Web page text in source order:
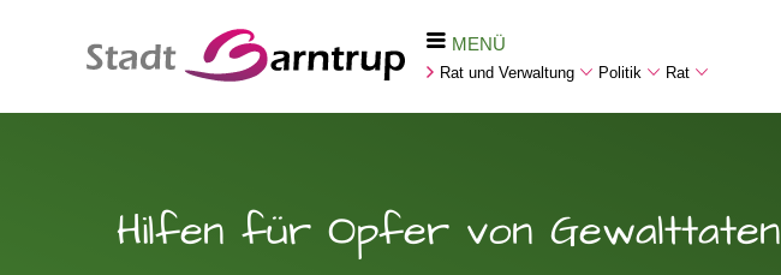
MENÜ
Rat und Verwaltung Politik Rat
Hilfen für Opfer von Gewalttaten